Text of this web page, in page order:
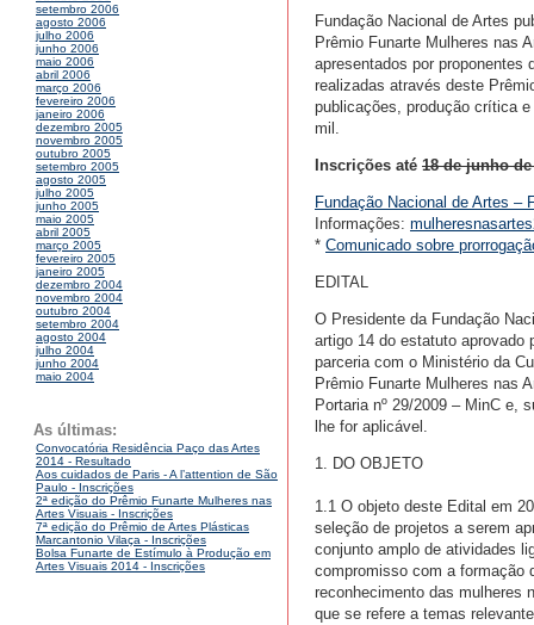
setembro 2006
agosto 2006
julho 2006
junho 2006
maio 2006
abril 2006
março 2006
fevereiro 2006
janeiro 2006
dezembro 2005
novembro 2005
outubro 2005
setembro 2005
agosto 2005
julho 2005
junho 2005
maio 2005
abril 2005
março 2005
fevereiro 2005
janeiro 2005
dezembro 2004
novembro 2004
outubro 2004
setembro 2004
agosto 2004
julho 2004
junho 2004
maio 2004
As últimas:
Convocatória Residência Paço das Artes
2014 - Resultado
Aos cuidados de Paris - A l’attention de São
Paulo - Inscrições
2ª edição do Prêmio Funarte Mulheres nas
Artes Visuais - Inscrições
7ª edição do Prêmio de Artes Plásticas
Marcantonio Vilaça - Inscrições
Bolsa Funarte de Estímulo à Produção em
Artes Visuais 2014 - Inscrições
Fundação Nacional de Artes
Prêmio Funarte Mulheres nas
apresentados por
realizadas através deste
publicações, produção crítica
mil.
Inscrições até 18 de junho de
Fundação Nacional de Artes –
Informações:
* Comunicado sobre
EDITAL
O Presidente da Fundação
artigo 14 do estatuto aprovado
parceria com o Ministério da
Prêmio Funarte Mulheres nas
Portaria nº 29/2009 – MinC e,
lhe for aplicável.
1. DO OBJETO
1.1 O objeto deste Edital em
seleção de projetos a serem
conjunto amplo de atividades
compromisso com a formação
reconhecimento das mulheres
que se refere a temas